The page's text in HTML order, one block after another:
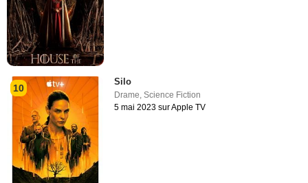
10
Silo
Drame,Science Fiction
5 mai 2023 sur Apple TV